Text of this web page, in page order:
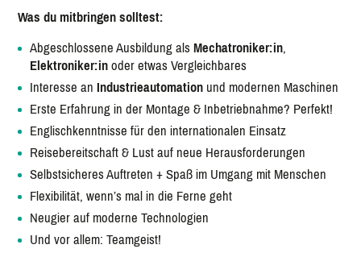
Was du mitbringen solltest:
Abgeschlossene Ausbildung alsMechatroniker:in,
Elektroniker:inoder etwas Vergleichbares
Interesse anIndustrieautomationund modernen Maschinen
Erste Erfahrung in der Montage & Inbetriebnahme? Perfekt!
Englischkenntnisse für den internationalen Einsatz
Reisebereitschaft & Lust auf neue Herausforderungen
Selbstsicheres Auftreten + Spaß im Umgang mit Menschen
Flexibilität, wenn’s mal in die Ferne geht
Neugier auf moderne Technologien
Und vor allem: Teamgeist!